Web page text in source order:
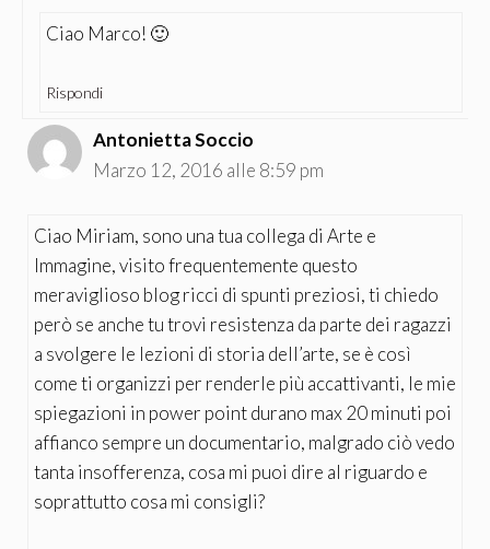
Ciao Marco! 🙂
Rispondi
Antonietta Soccio
Marzo 12, 2016 alle 8:59 pm
Ciao Miriam, sono una tua collega di Arte e
Immagine, visito frequentemente questo
meraviglioso blog ricci di spunti preziosi, ti chiedo
però se anche tu trovi resistenza da parte dei ragazzi
a svolgere le lezioni di storia dell’arte, se è così
come ti organizzi per renderle più accattivanti, le mie
spiegazioni in power point durano max 20 minuti poi
affianco sempre un documentario, malgrado ciò vedo
tanta insofferenza, cosa mi puoi dire al riguardo e
soprattutto cosa mi consigli?